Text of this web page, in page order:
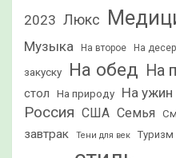
2023 Люкс
Музыка На второе На
закуску На обед На
стол
На природу На ужин
Россия США Семья
завтрак
Тени для век Туризм